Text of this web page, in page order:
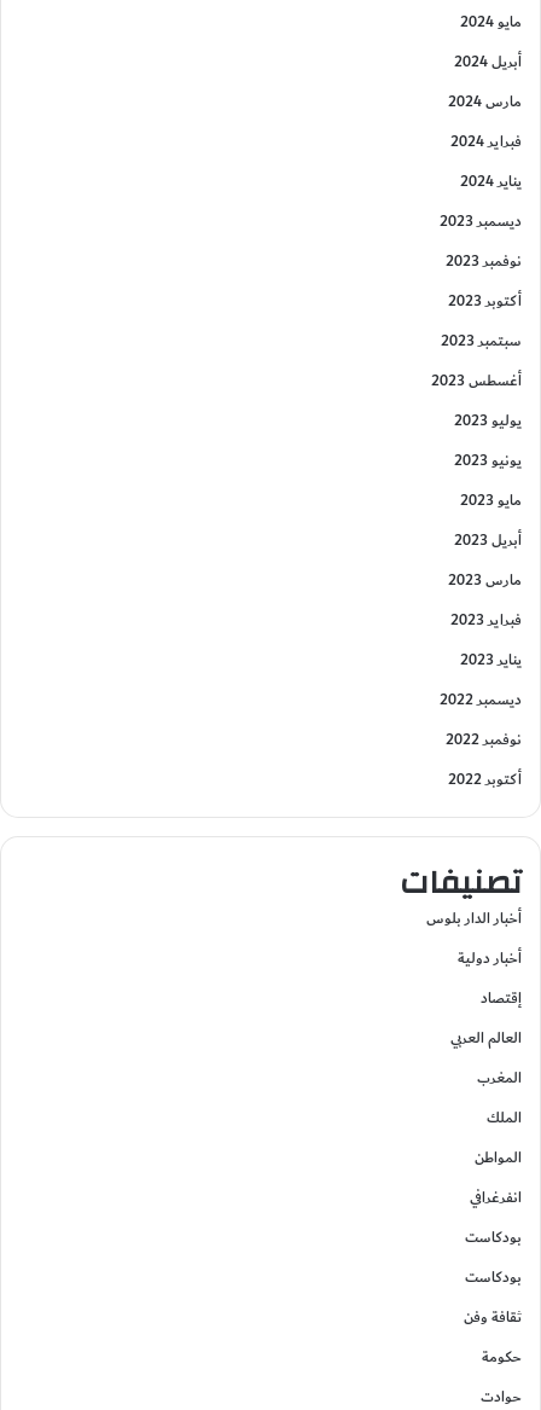
مايو 2024
أبريل 2024
مارس 2024
فبراير 2024
يناير 2024
ديسمبر 2023
نوفمبر 2023
أكتوبر 2023
سبتمبر 2023
أغسطس 2023
يوليو 2023
يونيو 2023
مايو 2023
أبريل 2023
مارس 2023
فبراير 2023
يناير 2023
ديسمبر 2022
نوفمبر 2022
أكتوبر 2022
تصنيفات
أخبار الدار بلوس
أخبار دولية
إقتصاد
العالم العربي
المغرب
الملك
المواطن
انفرغرافي
بودكاست
بودكاست
ثقافة وفن
حكومة
حوادت